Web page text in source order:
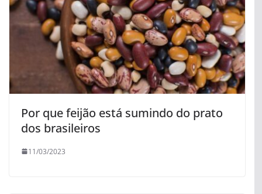
Por que feijão está sumindo do prato
dos brasileiros
11/03/2023